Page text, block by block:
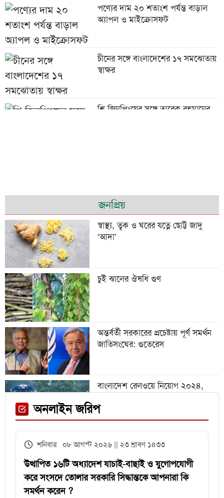
পণ্যের দাম ২০ শতাংশ পর্যন্ত বাড়াল
অ্যাপল ও মাইক্রোসফট
চীনের সঙ্গে বাংলাদেশের ১৭ সমঝোতায়
স্বাক্ষর
শি জিনপিংয়ের সঙ্গে তারেক রহমানের
চট্টগ্রামে মসজিদে চুরি হওয়া পৌনে ২
লাখ টাকাসহ আটক ২
বিশ্বকাপে রোনালদিনহোকে ছাড়িয়ে
ফেনী স্টেশনে মেঘনা ট্রেনের ইঞ্জিন
বিকল, আড়াই ঘণ্টা আটকা ৮০০ যাত্রী
জনপ্রিয়
স্বাস্থ্য, ত্বক ও ঘরের যত্নে ছোট্ট জাদু
‘আদা’
চুই ঝালের ঔষধি গুণ
অন্তর্বর্তী সরকারের প্রচেষ্টায় পূর্ণ সমর্থন
জাতিসংঘের: গুতেরেস
বাংলাদেশ রেলওয়ে নিয়োগ ২০২৪,
পরীক্ষকদের জন্য সময় বাড়ল ২ দিন
অনলাইন জরিপ
শনিবার ০৮ আগস্ট ২০২৬ || ২৩ শ্রাবণ ১৪৩৩
উত্থাপিত ১৬টি অধ্যাদেশ যাচাই-বাছাই ও যুগোপযোগী
করে সংসদে তোলার সরকারি সিদ্ধান্তকে আপনারা কি
সমর্থন করেন ?